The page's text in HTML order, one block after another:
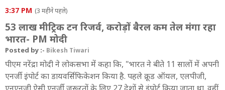
3:37 PM (3 महीने पहले)
53 लाख मीट्रिक टन रिजर्व, करोड़ों बैरल कम तेल मंगा रहा
भारत- PM मोदी
Posted by :- Bikesh Tiwari
पीएम नरेंद्रा मोदी ने लोकसभा में कहा कि, "भारत ने बीते 11 सालों में अपनी
एनर्जी इंपोर्ट का डायवर्सिफिकेशन किया है. पहले क्रूड ऑयल, एलपीजी,
एनएनजी ऐसी एनर्जी जरूरतों के लिए 27 देशों से इंपोर्ट किया जाता था. वहीं